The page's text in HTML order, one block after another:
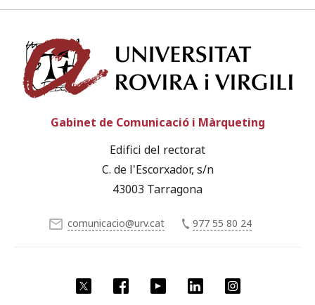
Facebook YouTube LinkedIn
Gabinet de Comunicació i Màrqueting
Edifici del rectorat
C. de l'Escorxador, s/n
43003 Tarragona
comunicacio@urv.cat 977 55 80 24